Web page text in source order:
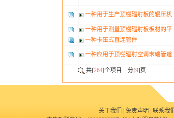
一种用于生产顶棚辐射板的辊压机
一种用于测量顶棚辐射板板材的平
一种卡压式直连管件
一种应用于顶棚辐射空调末端管道
共[264]个项目 分[9]页
关于我们 免责声明 联系我们